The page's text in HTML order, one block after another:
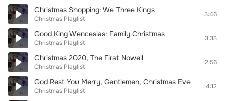
Christmas Shopping: We Three Kings
Christmas Playlist
3:46
Good King Wenceslas: Family Christmas
Christmas Playlist
3:33
Christmas 2020, The First Nowell
Christmas Playlist
2:56
God Rest You Merry, Gentlemen, Christmas Eve
Christmas Playlist
4:12